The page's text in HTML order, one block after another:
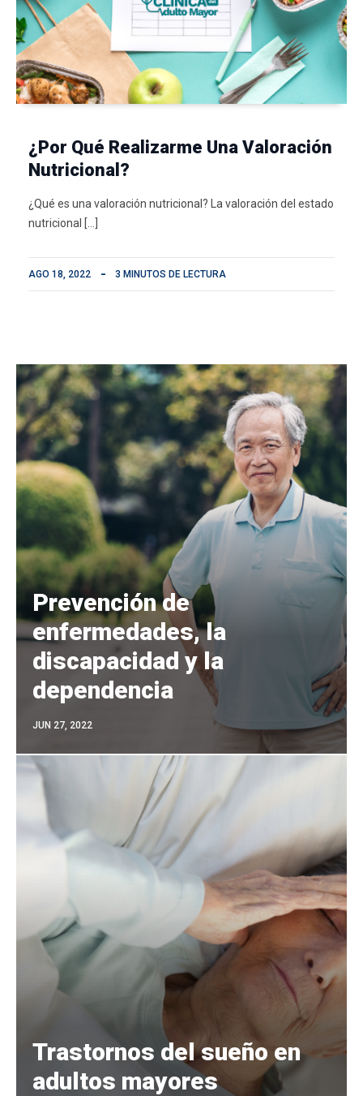
¿Por Qué Realizarme Una Valoración
Nutricional?
¿Qué es una valoración nutricional? La valoración del estado
nutricional […]
AGO 18, 2022 3 MINUTOS DE LECTURA
Prevención de
enfermedades, la
discapacidad y la
dependencia
JUN 27, 2022
Trastornos del sueño en
adultos mayores